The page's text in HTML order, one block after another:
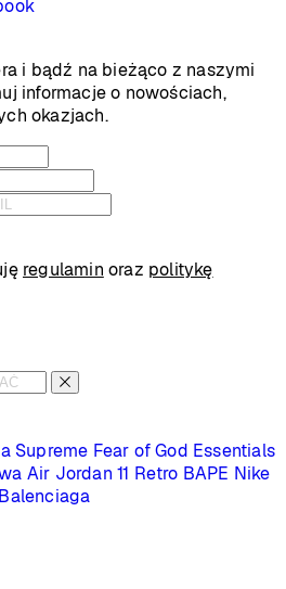
i bądź na bieżąco z naszymi
informacje o nowościach,
okazjach.
regulamin oraz politykę
Supreme Fear of God Essentials
Air Jordan 11 Retro BAPE Nike
Balenciaga